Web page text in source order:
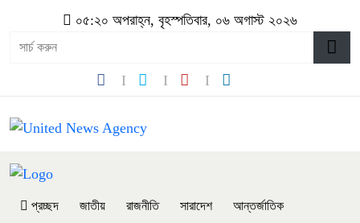
০৫:২০ অপরাহ্ন, বৃহস্পতিবার, ০৬ অগাস্ট ২০২৬
প্রচ্ছদ জাতীয় রাজনীতি সারাদেশ আন্তর্জাতিক